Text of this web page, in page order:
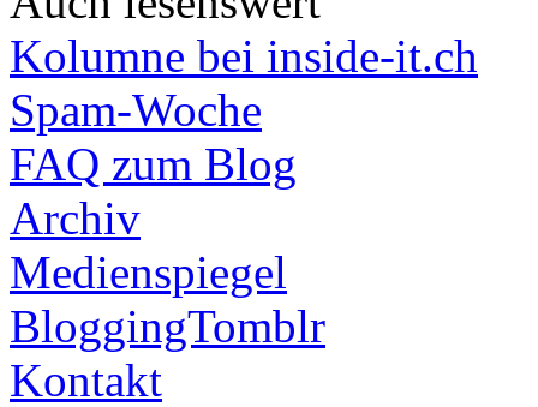
Kolumne bei inside-it.ch
Spam-Woche
FAQ zum Blog
Archiv
Medienspiegel
BloggingTomblr
Kontakt